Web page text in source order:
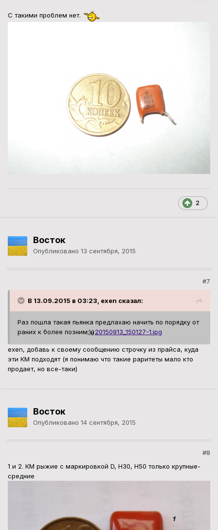
С такими проблем нет.
2
Восток
Опубликовано 13 сентября, 2015
#7
В 13.09.2015 в 03:23, exen сказал:
Раз пошла такая пьянка предлахаю начить по порядку от
раних к более позним;)
20150913_150127-1.jpg
еxen, добавь к своему сообщению строчку из прайса, куда
эти КМ подходят (я понимаю что такие раритеты мало кто
продает, но все-таки)
Восток
Опубликовано 14 сентября, 2015
#8
1 и 2. КМ рыжие с маркировкой D, Н30, H50 только крупные-
средние